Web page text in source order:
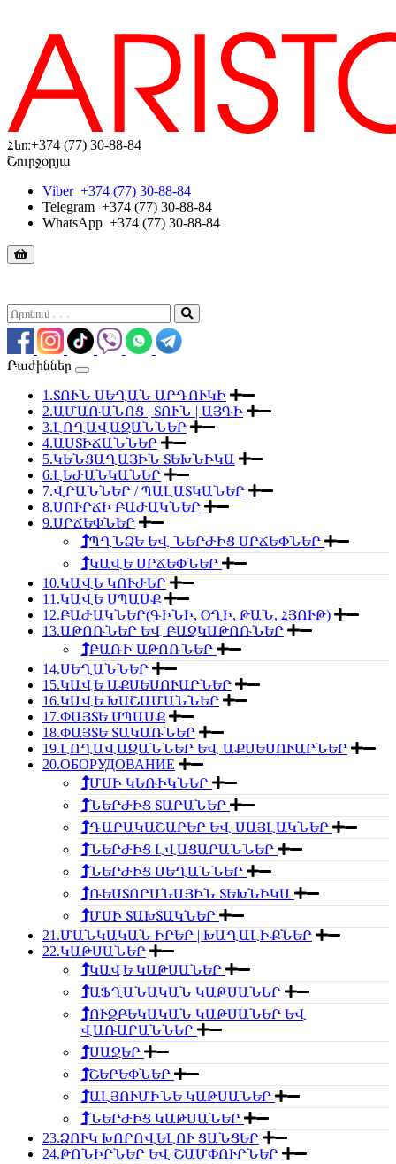
Հեռ։+374 (77) 30-88-84
Շուրջօրյա
Viber +374 (77) 30-88-84
Telegram +374 (77) 30-88-84
WhatsApp +374 (77) 30-88-84
Բաժիններ
1.ՏՈՒՆ ՍԵՂԱՆ ԱՐԴՈՒԿԻ
2.ԱՄԱՌԱՆՈՑ | ՏՈՒՆ | ԱՅԳԻ
3.ԼՈՂԱՎԱԶԱՆՆԵՐ
4.ԱՍՏԻՃԱՆՆԵՐ
5.ԿԵՆՑԱՂԱՅԻՆ ՏԵԽՆԻԿԱ
6.ԼԵԺԱՆԿԱՆԵՐ
7.ՎՐԱՆՆԵՐ / ՊԱԼԱՏԿԱՆԵՐ
8.ՍՈՒՐՃԻ ԲԱԺԱԿՆԵՐ
9.ՍՐՃԵՓՆԵՐ
ՊՂՆՁԵ ԵՎ ՆԵՐԺԻՑ ՍՐՃԵՓՆԵՐ
ԿԱՎԵ ՍՐՃԵՓՆԵՐ
10.ԿԱՎԵ ԿՈՒԺԵՐ
11.ԿԱՎԵ ՍՊԱՍՔ
12.ԲԱԺԱԿՆԵՐ(ԳԻՆԻ, ՕՂԻ, ԹԱՆ, ՀՅՈՒԹ)
13.ԱԹՈՌՆԵՐ ԵՎ ԲԱԶԿԱԹՈՌՆԵՐ
ԲԱՌԻ ԱԹՈՌՆԵՐ
14.ՍԵՂԱՆՆԵՐ
15.ԿԱՎԵ ԱՔՍԵՍՈՒԱՐՆԵՐ
16.ԿԱՎԵ ԽԱՇԱՄԱՆՆԵՐ
17.ՓԱՅՏԵ ՍՊԱՍՔ
18.ՓԱՅՏԵ ՏԱԿԱՌՆԵՐ
19.ԼՈՂԱՎԱԶԱՆՆԵՐ ԵՎ ԱՔՍԵՍՈՒԱՐՆԵՐ
20.ОБОРУДОВАНИЕ
ՄՍԻ ԿԵՌԻԿՆԵՐ
ՆԵՐԺԻՑ ՏԱՐԱՆԵՐ
ԴԱՐԱԿԱՇԱՐԵՐ ԵՎ ՍԱՅԼԱԿՆԵՐ
ՆԵՐԺԻՑ ԼՎԱՑԱՐԱՆՆԵՐ
ՆԵՐԺԻՑ ՍԵՂԱՆՆԵՐ
ՌԵՍՏՈՐԱՆԱՅԻՆ ՏԵԽՆԻԿԱ
ՄՍԻ ՏԱԽՏԱԿՆԵՐ
21.ՄԱՆԿԱԿԱՆ ԻՐԵՐ | ԽԱՂԱԼԻՔՆԵՐ
22.ԿԱԹՍԱՆԵՐ
ԿԱՎԵ ԿԱԹՍԱՆԵՐ
ԱՖՂԱՆԱԿԱՆ ԿԱԹՍԱՆԵՐ
ՈՒԶԲԵԿԱԿԱՆ ԿԱԹՍԱՆԵՐ ԵՎ
ՎԱՌԱՐԱՆՆԵՐ
ՍԱՋԵՐ
ՇԵՐԵՓՆԵՐ
ԱԼՅՈՒՄԻՆԵ ԿԱԹՍԱՆԵՐ
ՆԵՐԺԻՑ ԿԱԹՍԱՆԵՐ
23.ՁՈՒԿ ԽՈՐՈՎԵԼՈՒ ՑԱՆՑԵՐ
24.ԹՈՆԻՐՆԵՐ ԵՎ ՇԱՄՓՈՒՐՆԵՐ